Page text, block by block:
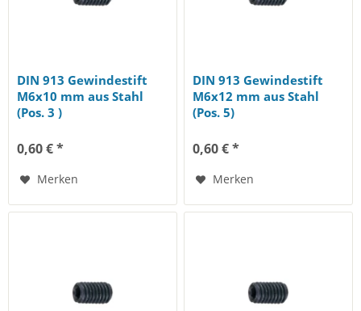
DIN 913 Gewindestift
M6x10 mm aus Stahl
(Pos. 3 )
0,60 € *
Merken
DIN 913 Gewindestift
M6x12 mm aus Stahl
(Pos. 5)
0,60 € *
Merken